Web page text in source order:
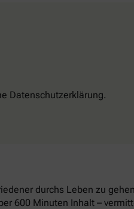
Datenschutzerklärung.
durchs Leben zu
600 Minuten Inhalt –